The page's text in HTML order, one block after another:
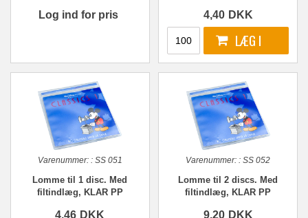
Log ind for pris 4,40 DKK
Varenummer:: SS 051
Lomme til 1 disc. Med
filtindlæg, KLAR PP
4,46 DKK
Varenummer: : SS 052
Lomme til 2 discs. Med
filtindlæg, KLAR PP
9,20 DKK